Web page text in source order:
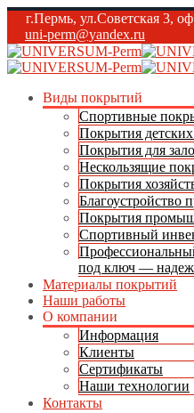
г.Пермь, ул.Советская 3,
uni-perm@yandex.ru
Виды покрытий
Спортивные
Покрытия
Покрытия для
Нескользящие
Покрытия
Благоустройство
Покрытия
Спортивный
под ключ —
Материалы покрытий
Наши работы
О компании
Информация
Клиенты
Сертификаты
Наши технологии
Контакты